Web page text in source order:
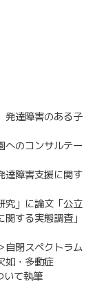
発達障害のある子
へのコンサルテー
達障害支援に関す
究」に論文「公立
する実態調査」
自閉スペクトラム
如・多動症
いて執筆